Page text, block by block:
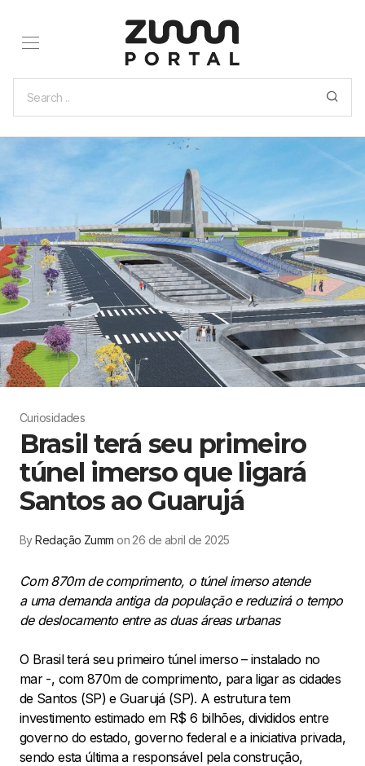
Curiosidades
Brasil terá seu primeiro
túnel imerso que ligará
Santos ao Guarujá
ByRedação Zumm on 26 de abril de 2025
Com 870m de comprimento, o túnel imerso atende
a uma demanda antiga da população e reduzirá o tempo
de deslocamento entre as duas áreas urbanas
O Brasil terá seu primeiro túnel imerso – instalado no
mar -, com 870m de comprimento, para ligar as cidades
de Santos (SP) e Guarujá (SP). A estrutura tem
investimento estimado em R$ 6 bilhões, divididos entre
governo do estado, governo federal e a iniciativa privada,
sendo esta última a responsável pela construção,